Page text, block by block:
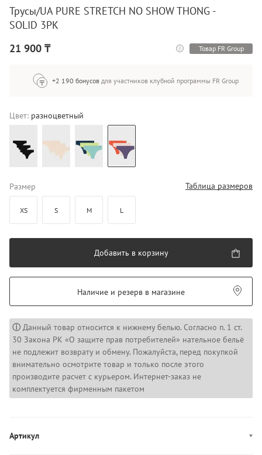
Трусы/UA PURE STRETCH NO SHOW THONG -
SOLID 3PK
21 900 ₸
Товар FR Group
+2 190 бонусов для участников клубной программы FR Group
Цвет: разноцветный
Размер Таблица размеров
XS S M L
Добавить в корзину
Наличие и резерв в магазине
ⓘ Данный товар относится к нижнему белью. Согласно п. 1 ст.
30 Закона РК «О защите прав потребителей» нательное бельё
не подлежит возврату и обмену. Пожалуйста, перед покупкой
внимательно осмотрите товар и только после этого
производите расчет с курьером. Интернет-заказ не
комплектуется фирменным пакетом
Артикул